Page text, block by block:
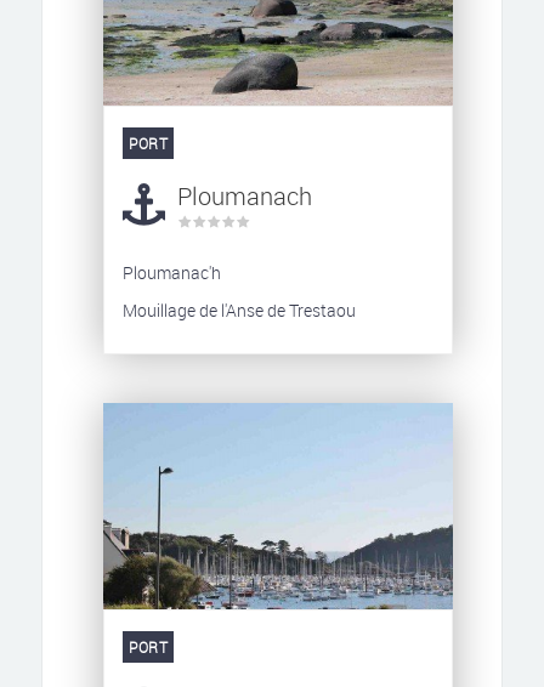
PORT
Ploumanach
Ploumanac'h
Mouillage de l'Anse de Trestaou
PORT